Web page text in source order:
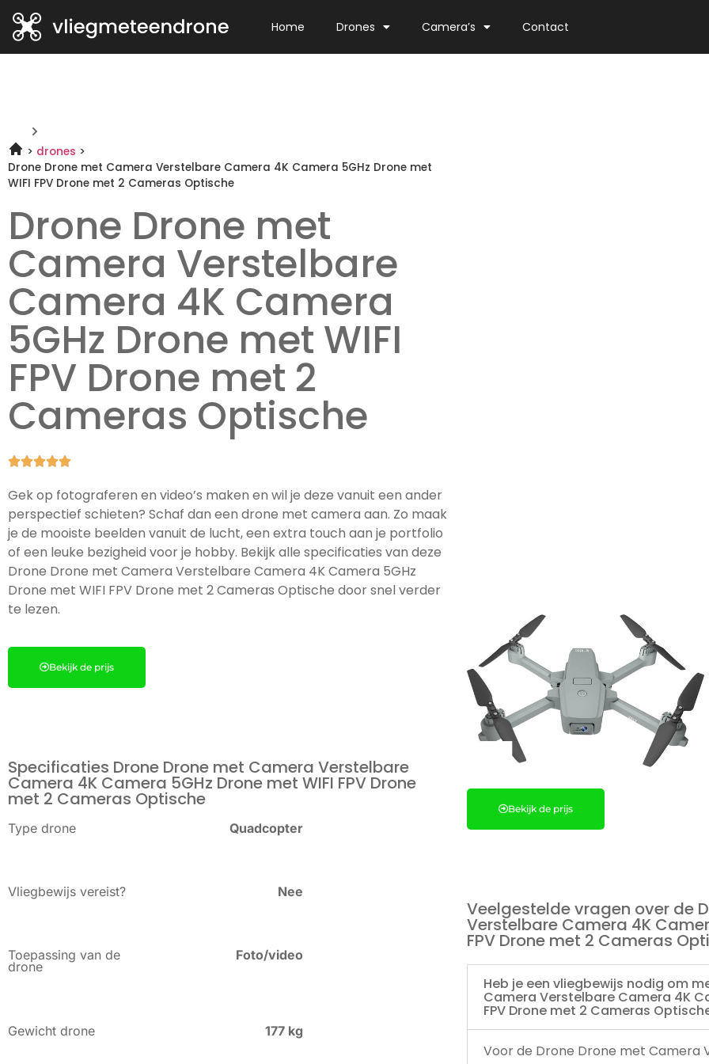
Home Drones Camera’s Contact
drones
Drone Drone met Camera Verstelbare Camera 4K Camera 5GHz Drone met
WIFI FPV Drone met 2 Cameras Optische
Drone Drone met
Camera Verstelbare
Camera 4K Camera
5GHz Drone met WIFI
FPV Drone met 2
Cameras Optische

Gek op fotograferen en video’s maken en wil je deze vanuit een ander
perspectief schieten? Schaf dan een drone met camera aan. Zo maak
je de mooiste beelden vanuit de lucht, een extra touch aan je portfolio
of een leuke bezigheid voor je hobby. Bekijk alle specificaties van deze
Drone Drone met Camera Verstelbare Camera 4K Camera 5GHz
Drone met WIFI FPV Drone met 2 Cameras Optische door snel verder
te lezen.
Bekijk de prijs
Specificaties Drone Drone met Camera Verstelbare
Camera 4K Camera 5GHz Drone met WIFI FPV Drone
met 2 Cameras Optische
Type drone Quadcopter
Vliegbewijs vereist? Nee
Toepassing van de
drone
Foto/video
Gewicht drone 177 kg
Bekijk de prijs
Veelgestelde vragen over de
Verstelbare Camera 4K
FPV Drone met 2 Cameras
Heb je een vliegbewijs nodig om
Camera Verstelbare Camera 4K
FPV Drone met 2 Cameras
Voor de Drone Drone met Camera